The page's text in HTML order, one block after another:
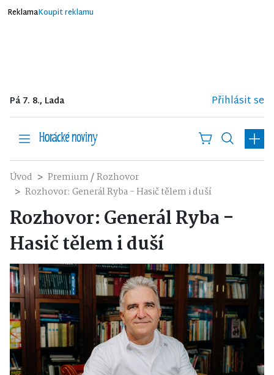
ReklamaKoupit reklamu
Pá 7. 8., Lada Přihlásit se
Úvod Premium/Rozhovor
Rozhovor: Generál Ryba - Hasič tělem i duší
Rozhovor: Generál Ryba -
Hasič tělem i duší